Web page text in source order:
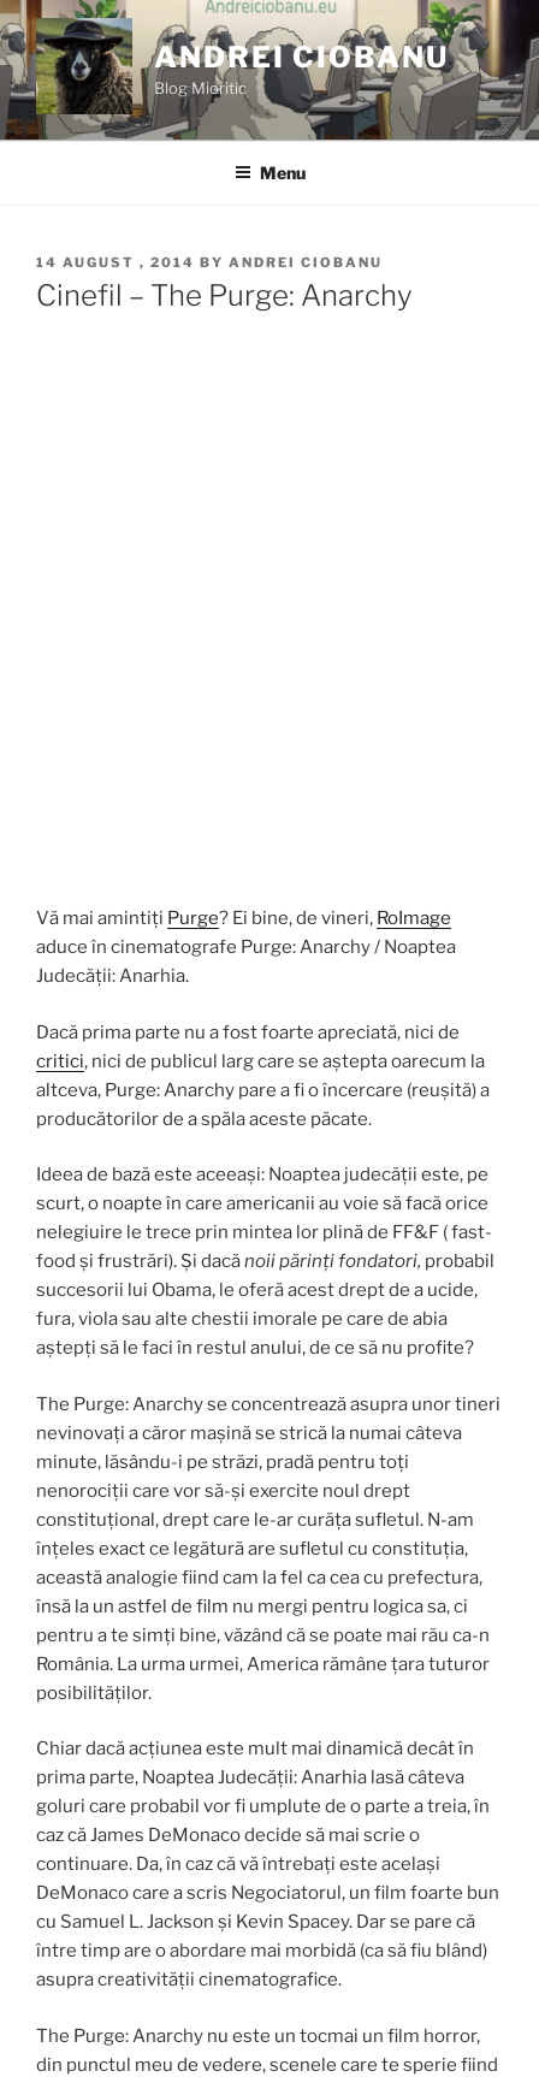
Skip
to
content
ANDREI CIOBANU
Blog Mioritic
Menu
POSTED
ON
14 AUGUST , 2014 BY ANDREI CIOBANU
Cinefil – The Purge: Anarchy
Vă mai amintiți Purge? Ei bine, de vineri, RoImage
aduce în cinematografe Purge: Anarchy / Noaptea
Judecății: Anarhia.
Dacă prima parte nu a fost foarte apreciată, nici de
critici, nici de publicul larg care se aștepta oarecum la
altceva, Purge: Anarchy pare a fi o încercare (reușită) a
producătorilor de a spăla aceste păcate.
Ideea de bază este aceeași: Noaptea judecății este, pe
scurt, o noapte în care americanii au voie să facă orice
nelegiuire le trece prin mintea lor plină de FF&F ( fast-
food și frustrări). Și dacănoii părinți fondatori, probabil
succesorii lui Obama, le oferă acest drept de a ucide,
fura, viola sau alte chestii imorale pe care de abia
aștepți să le faci în restul anului, de ce să nu profite?
The Purge: Anarchy se concentrează asupra unor tineri
nevinovați a căror mașină se strică la numai câteva
minute, lăsându-i pe străzi, pradă pentru toți
nenorociții care vor să-și exercite noul drept
constituțional, drept care le-ar curăța sufletul. N-am
înțeles exact ce legătură are sufletul cu constituția,
această analogie fiind cam la fel ca cea cu prefectura,
însă la un astfel de film nu mergi pentru logica sa, ci
pentru a te simți bine, văzând că se poate mai rău ca-n
România. La urma urmei, America rămâne țara tuturor
posibilităților.
Chiar dacă acțiunea este mult mai dinamică decât în
prima parte, Noaptea Judecății: Anarhia lasă câteva
goluri care probabil vor fi umplute de o parte a treia, în
caz că James DeMonaco decide să mai scrie o
continuare. Da, în caz că vă întrebați este același
DeMonaco care a scris Negociatorul, un film foarte bun
cu Samuel L. Jackson și Kevin Spacey. Dar se pare că
între timp are o abordare mai morbidă (ca să fiu blând)
asupra creativității cinematografice.
The Purge: Anarchy nu este un tocmai un film horror,
din punctul meu de vedere, scenele care te sperie fiind